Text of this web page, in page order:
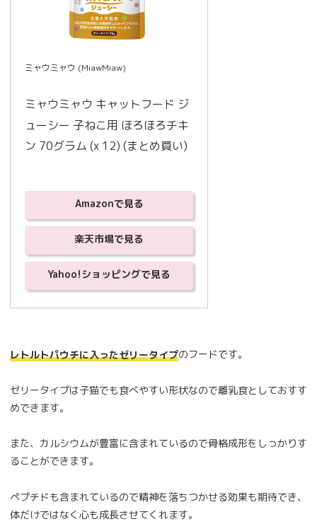
ミャウミャウ (MiawMiaw)
ミャウミャウ キャットフード ジ
ューシー 子ねこ用 ほろほろチキ
ン 70グラム (x 12) (まとめ買い)
Amazonで見る
楽天市場で見る
Yahoo!ショッピングで見る
レトルトパウチに入ったゼリータイプのフードです。
ゼリータイプは子猫でも食べやすい形状なので離乳食としておすす
めできます。
また、カルシウムが豊富に含まれているので骨格成形をしっかりす
ることができます。
ペプチドも含まれているので精神を落ちつかせる効果も期待でき、
体だけではなく心も成長させてくれます。